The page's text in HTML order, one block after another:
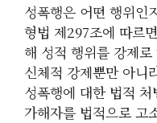
성폭행은 어떤 행위인
형법 제297조에 따르
해 성적 행위를 강제
신체적 강제뿐만 아니
성폭행에 대한 법적
가해자를 법적으로 고